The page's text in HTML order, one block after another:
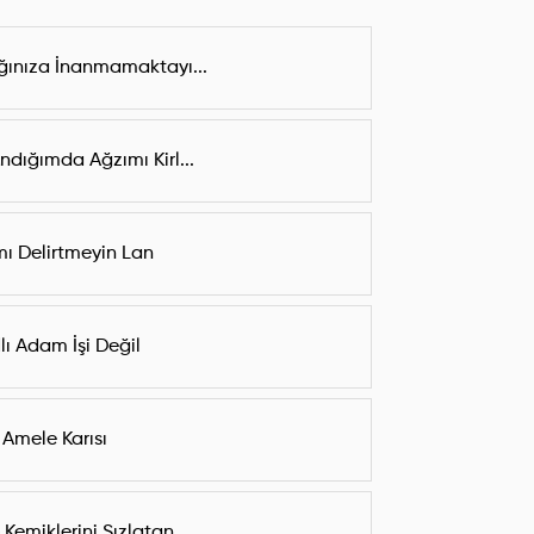
İnanmamaktayı...
Ağzımı Kirl...
Delirtmeyin Lan
Adam İşi Değil
Amele Karısı